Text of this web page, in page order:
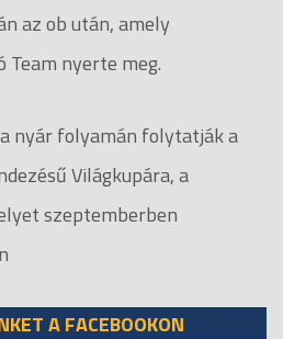
az ob után, amely
Team nyerte meg.
nyár folyamán folytatják a
Világkupára, a
szeptemberben
A FACEBOOKON